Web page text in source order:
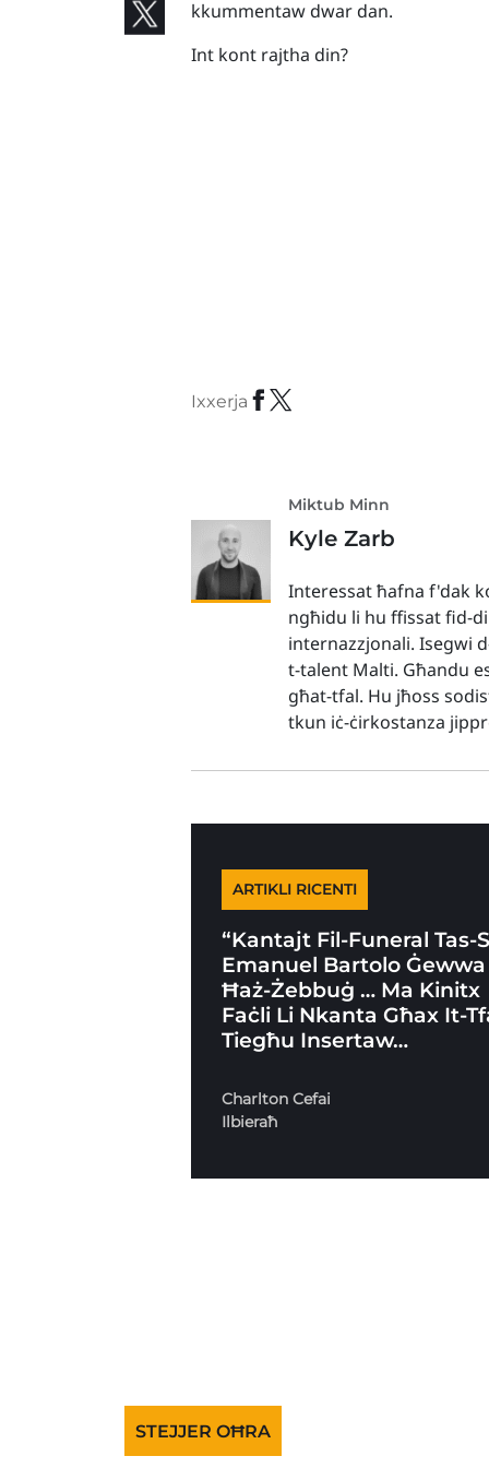
kkummentaw dwar dan.
Int kont rajtha din?
Ixxerja
Miktub Minn
Kyle Zarb
Interessat ħafna f'dak
ngħidu li hu ffissat fid-
internazzjonali. Isegwi
t-talent Malti. Għandu
għat-tfal. Hu jħoss
tkun iċ-ċirkostanza
ARTIKLI RICENTI
“Kantajt Fil-Funeral Tas-
Emanuel Bartolo Ġewwa
Ħaż-Żebbuġ … Ma Kinitx
Faċli Li Nkanta Għax It-
Tiegħu Insertaw…
Charlton Cefai
Ilbieraħ
STEJJER OĦRA